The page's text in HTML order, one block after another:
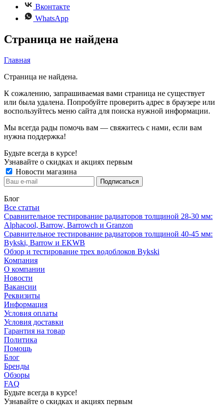
Вконтакте
WhatsApp
Страница не найдена
Главная
Страница не найдена.
К сожалению, запрашиваемая вами страница не существует
или была удалена. Попробуйте проверить адрес в браузере или
воспользуйтесь меню сайта для поиска нужной информации.
Мы всегда рады помочь вам — свяжитесь с нами, если вам
нужна поддержка!
Будьте всегда в курсе!
Узнавайте о скидках и акциях первым
Новости магазина
Блог
Все статьи
Сравнительное тестирование радиаторов толщиной 28-30 мм:
Alphacool, Barrow, Barrowch и Granzon
Сравнительное тестирование радиаторов толщиной 40-45 мм:
Bykski, Barrow и EKWB
Обзор и тестирование трех водоблоков Bykski
Компания
О компании
Новости
Вакансии
Реквизиты
Информация
Условия оплаты
Условия доставки
Гарантия на товар
Политика
Помощь
Блог
Бренды
Обзоры
FAQ
Будьте всегда в курсе!
Узнавайте о скидках и акциях первым